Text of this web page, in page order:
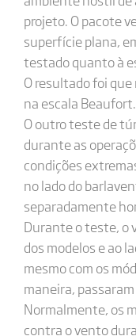
projeto. O pacote
superfície plana,
testado quanto à
O resultado foi
na escala Beaufort.
O outro teste de
durante as
condições
no lado do
separadamente
Durante o teste, o
dos modelos e ao
mesmo com os
maneira,
Normalmente, os
contra o vento